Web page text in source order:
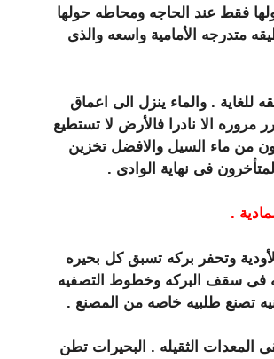
فقط عند الحاجه ومحاطه حولها
متدرجه الأمامية واسعه والذى
للغاية . والماء ينزل الى اعماق
الا نادرا فالأرض لا تستطيع
من ماء السيل والافضل تخزين
فى نهاية الوادى .
.
وتحفر بركه تسبق كل بحيره
فى سقف البركه وخطوط التصفيه
تصنع طلبيه خاصه من المصنع .
المعدات الثقيله . البحيرات تطن